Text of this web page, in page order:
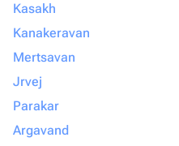
Kasakh
Kanakeravan
Mertsavan
Jrvej
Parakar
Argavand